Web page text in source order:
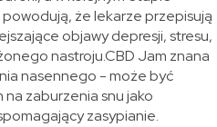
powodują, że lekarze przepisują
objawy depresji, stresu,
nastroju.CBD Jam znana
nasennego - może być
zaburzenia snu jako
zasypianie.